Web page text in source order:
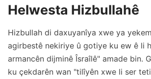
Helwesta Hizbullahê
Hizbullah di daxuyanîya xwe ya
agirbestê nekiriye û gotiye ku ew ê li
armancên dijminê Îsraîlê" amade bin.
ku çekdarên wan "tilîyên xwe li ser